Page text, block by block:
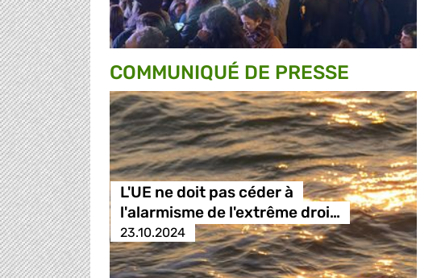
COMMUNIQUÉ DE PRESSE
L'UE ne doit pas céder à
l'alarmisme de l'extrême droi…
23.10.2024